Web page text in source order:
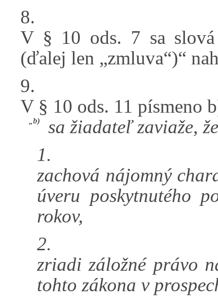
8.
V § 10 ods. 7 sa
(ďalej len „zmluva“)“
9.
V § 10 ods. 11 písmeno
„b)
sa žiadateľ zaviaže, že
1.
zachová nájomný
úveru poskytnutého
rokov,
2.
zriadi záložné právo
tohto zákona v